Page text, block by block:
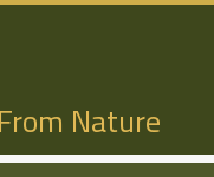
Nature